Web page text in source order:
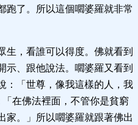
跑了。所以這個嚪婆羅就非常
生，看誰可以得度。佛就看到
示、跟他說法。嚪婆羅又看到
：「世尊，像我這樣的人，我
在佛法裡面，不管你是貧窮
家。」所以嚪婆羅就跟著佛出